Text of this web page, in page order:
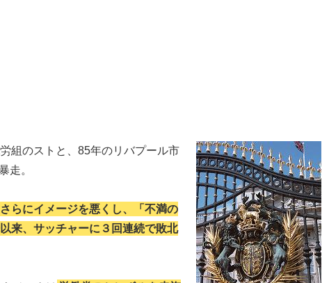
組のストと、85年のリバプール市
走。
らにイメージを悪くし、「不満の
来、サッチャーに３回連続で敗北